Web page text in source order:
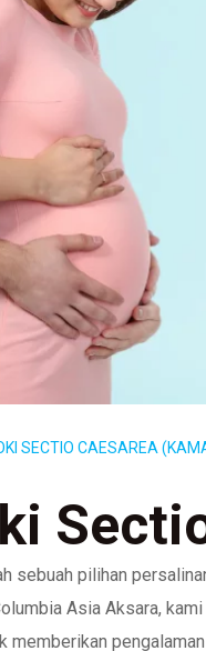
SECTIO CAESAREA
sebuah pilihan
Asia Aksara,
memberikan